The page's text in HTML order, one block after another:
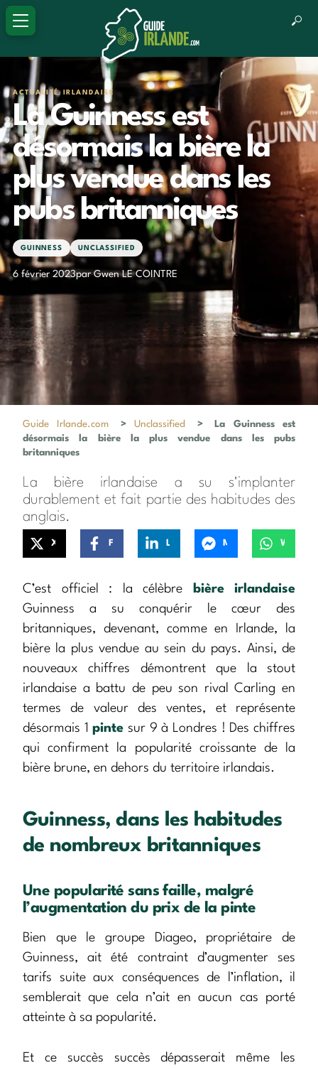
ACTUALITÉ IRLANDAISE
La Guinness est
désormais la bière la
plus vendue dans les
pubs britanniques
GUINNESS UNCLASSIFIED
6 février 2023par Gwen LE COINTRE
Guide Irlande.com >Unclassified >
La Guinness est
désormais la bière la plus vendue dans les pubs
britanniques
La bière irlandaise a su s'implanter
durablement et fait partie des habitudes des
anglais.
C’est officiel : la célèbre
bière irlandaise
Guinness a su conquérir le cœur des
britanniques, devenant, comme en Irlande, la
bière la plus vendue au sein du pays. Ainsi, de
nouveaux chiffres démontrent que la stout
irlandaise a battu de peu son rival Carling en
termes de valeur des ventes, et représente
désormais 1pinte sur 9 à Londres ! Des chiffres
qui confirment la popularité croissante de la
bière brune, en dehors du territoire irlandais.
Guinness, dans les habitudes
de nombreux britanniques
Une popularité sans faille, malgré
l’augmentation du prix de la pinte
Bien que le groupe Diageo, propriétaire de
Guinness, ait été contraint d’augmenter ses
tarifs suite aux conséquences de l’inflation, il
semblerait que cela n’ait en aucun cas porté
atteinte à sa popularité.
Et ce succès succès dépasserait même les